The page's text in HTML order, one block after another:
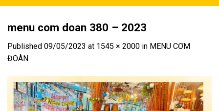
menu com doan 380 – 2023
Published 09/05/2023 at 1545 × 2000 in MENU CƠM
ĐOÀN